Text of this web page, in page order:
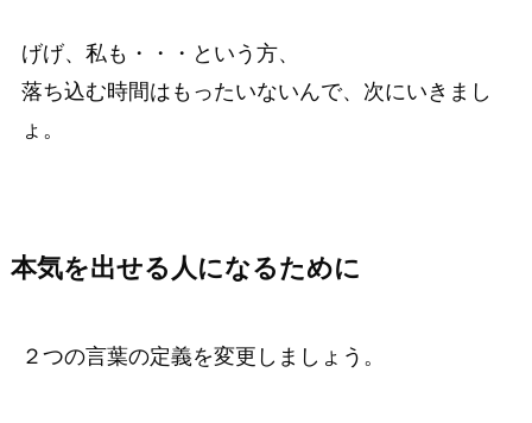
げげ、私も・・・という方、
落ち込む時間はもったいないんで、次にいきまし
ょ。
本気を出せる人になるために
２つの言葉の定義を変更しましょう。